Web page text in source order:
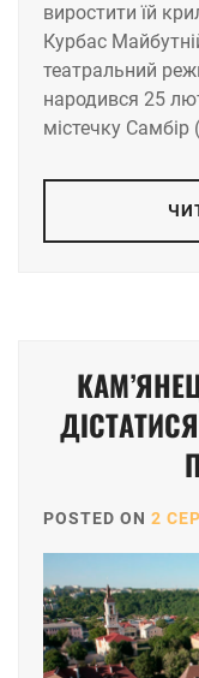
виростити їй
Курбас
театральний
народився 25
містечку Самбір
POSTED ON 2